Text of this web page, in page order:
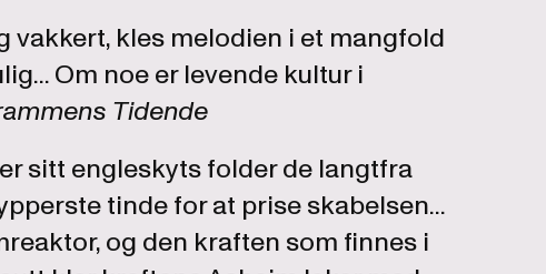
vakkert, kles melodien i et mangfold
Om noe er levende kultur i
Tidende
sitt engleskyts folder de langtfra
tinde for at prise skabelsen...
og den kraften som finnes i